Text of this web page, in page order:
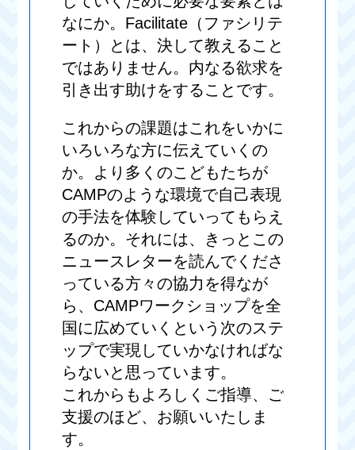
なにか。Facilitate（ファシリテ
ート）とは、決して教えること
ではありません。内なる欲求を
引き出す助けをすることです。
これからの課題はこれをいかに
いろいろな方に伝えていくの
か。より多くのこどもたちが
CAMPのような環境で自己表現
の手法を体験していってもらえ
るのか。それには、きっとこの
ニュースレターを読んでくださ
っている方々の協力を得なが
ら、CAMPワークショップを全
国に広めていくという次のステ
ップで実現していかなければな
らないと思っています。
これからもよろしくご指導、ご
支援のほど、お願いいたしま
す。